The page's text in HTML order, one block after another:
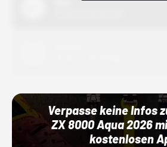
Verpasse keine Infos
ZX 8000 Aqua 2026
kostenlosen